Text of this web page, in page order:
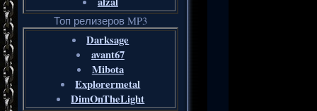
Топ релизеров MP3
Darksage
avant67
Mibota
Explorermetal
DimOnTheLight